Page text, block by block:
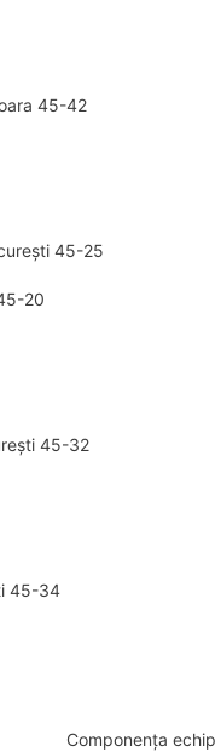
45-42
45-25
20
45-32
45-34
Componența